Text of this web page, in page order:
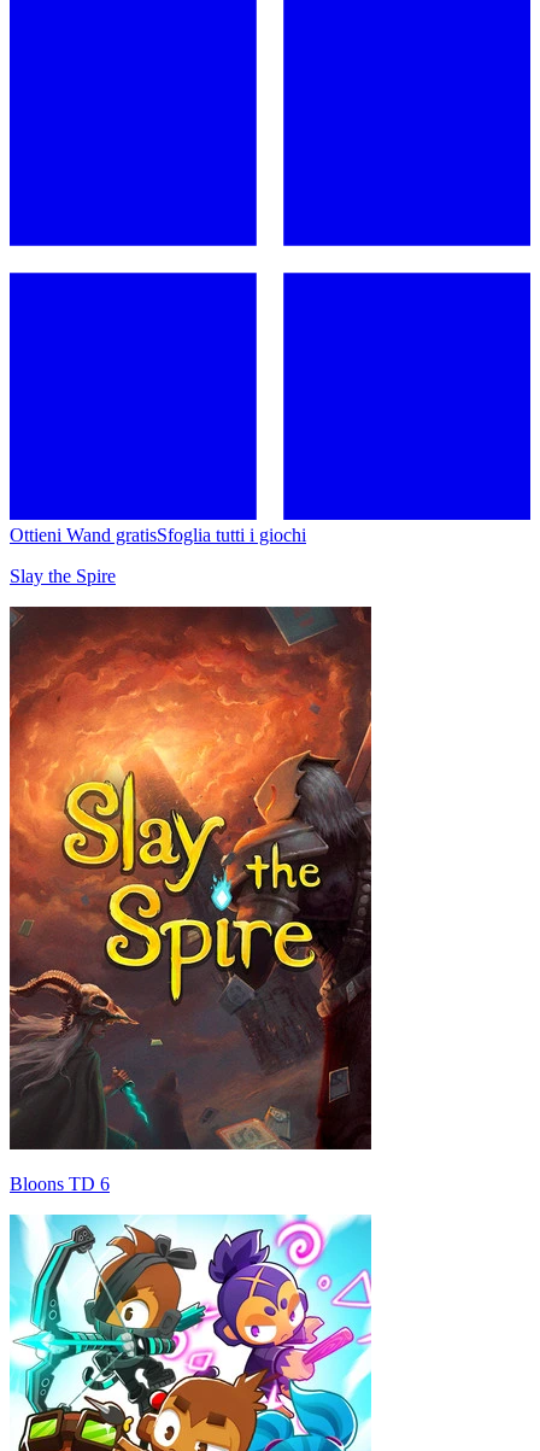
Ottieni Wand gratisSfoglia tutti i giochi
Slay the Spire
Bloons TD 6